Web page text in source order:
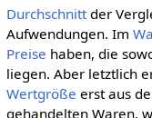
Durchschnittder
Aufwendungen. Im
Preise haben, die
liegen. Aber letztlich
Wertgröße erst aus
gehandelten Waren,